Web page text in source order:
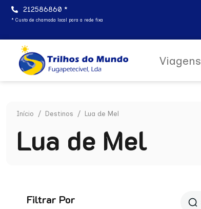
212586860 *
* Custo de chamada local para a rede fixa
Viagens
Início / Destinos / Lua de Mel
Lua de Mel
Filtrar Por